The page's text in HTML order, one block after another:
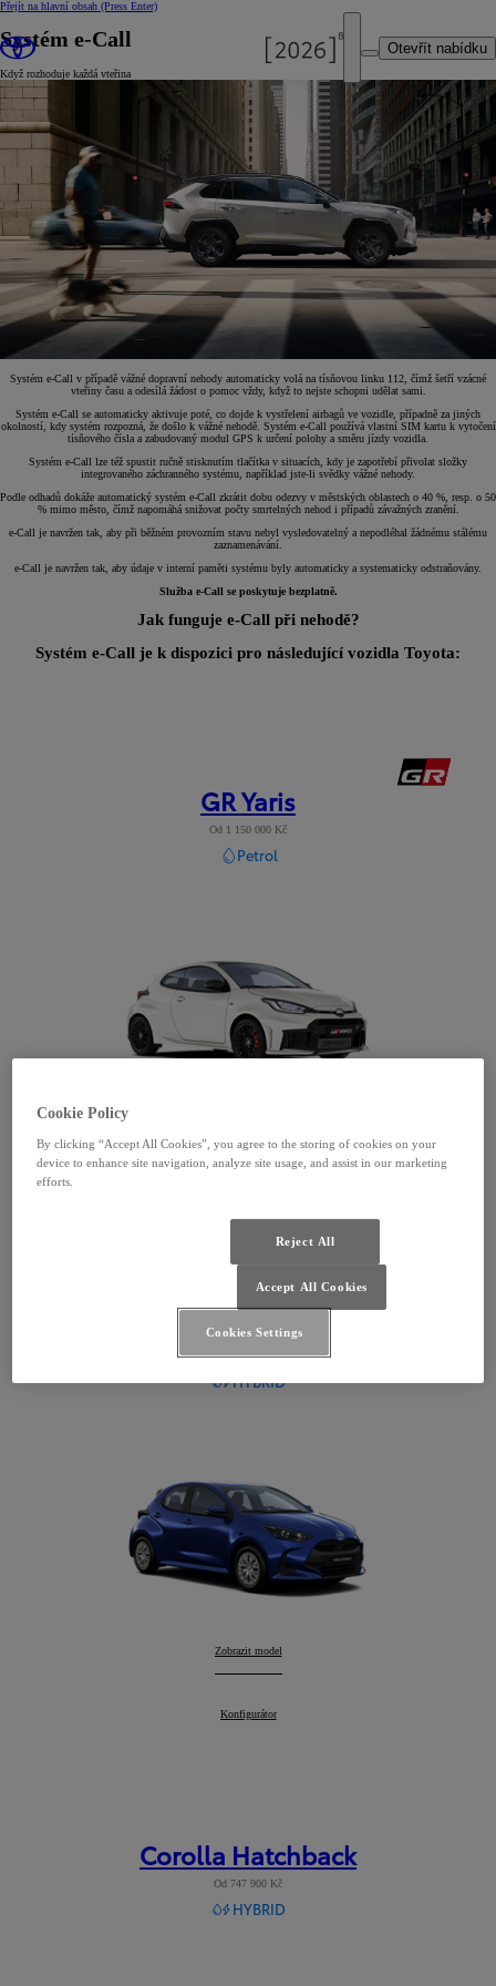
Přejít na hlavní obsah (Press Enter)
Otevřít nabídku
Systém e-Call
Když rozhoduje každá vteřina
Systém e-Call v případě vážné dopravní nehody automaticky volá na tísňovou linku 112, čímž šetří vzácné
vteřiny času a odesílá žádost o pomoc vždy, když to nejste schopni udělat sami.
Systém e-Call se automaticky aktivuje poté, co dojde k vystřelení airbagů ve vozidle, případně za jiných
okolností, kdy systém rozpozná, že došlo k vážné nehodě. Systém e-Call používá vlastní SIM kartu k vytočení
tísňového čísla a zabudovaný modul GPS k určení polohy a směru jízdy vozidla.
Systém e-Call lze též spustit ručně stisknutím tlačítka v situacích, kdy je zapotřebí přivolat složky
integrovaného záchranného systému, například jste-li svědky vážné nehody.
Podle odhadů dokáže automatický systém e-Call zkrátit dobu odezvy v městských oblastech o 40 %, resp. o 50
% mimo město, čímž napomáhá snižovat počty smrtelných nehod i případů závažných zranění.
e-Call je navržen tak, aby při běžném provozním stavu nebyl vysledovatelný a nepodléhal žádnému stálému
zaznamenávání.
e-Call je navržen tak, aby údaje v interní paměti systému byly automaticky a systematicky odstraňovány.
Služba e-Call se poskytuje bezplatně.
Jak funguje e-Call při nehodě?
Systém e-Call je k dispozici pro následující vozidla Toyota:
GR Yaris
Od 1 150 000 Kč
Petrol
Yaris
Od 559 000 Kč
HYBRID
Yaris:
Zobrazit model
Yaris:
Konfigurátor
Corolla Hatchback
Od 747 900 Kč
HYBRID
Cookie Policy
By clicking “Accept All Cookies”, you agree to the storing of cookies on your
device to enhance site navigation, analyze site usage, and assist in our marketing
efforts.
Reject All
Accept All Cookies
Cookies Settings